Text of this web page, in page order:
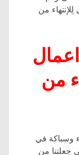
من
من
وسباكة في
جعلتنا من